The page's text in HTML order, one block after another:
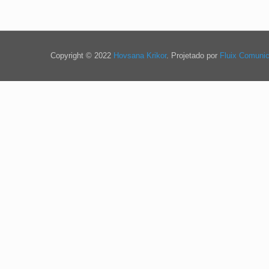
Copyright © 2022 Hovsana Krikor. Projetado por Fluix